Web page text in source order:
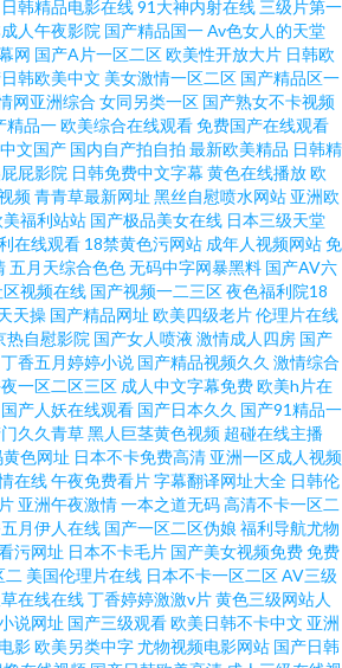
日韩精品电影在线91大神内射在线 三级片第一
人午夜影院 国产精品国一Av色女人的天堂
网 国产A片一区二区欧美性开放大片 日韩欧
韩欧美中文 美女激情一区二区 国产精品区一
网亚洲综合 女同另类一区 国产熟女不卡视频
精品一欧美综合在线观看免费国产在线观看
文国产 国内自产拍自拍 最新欧美精品 日韩精
屁影院 日韩免费中文字幕 黄色在线播放欧
频青青草最新网址 黑丝自慰喷水网站 亚洲欧
美福利站站 国产极品美女在线 日本三级天堂
在线观看 18禁黄色污网站 成年人视频网站免
五月天综合色色无码中字网暴黑料 国产AV六
视频在线 国产视频一二三区夜色福利院18
天操 国产精品网址 欧美四级老片伦理片在线
热自慰影院 国产女人喷液 激情成人四房 国产
丁香五月婷婷小说 国产精品视频久久 激情综合
一区二区三区 成人中文字幕免费欧美h片在
国产人妖在线观看 国产日本久久 国产91精品一
久久青草黑人巨茎黄色视频 超碰在线主播
色网址 日本不卡免费高清 亚洲一区成人视频
在线午夜免费看片字幕翻译网址大全 日韩伦
亚洲午夜激情一本之道无码高清不卡一区二
月伊人在线 国产一区二区伪娘 福利导航尤物
污网址 日本不卡毛片 国产美女视频免费免费
二 美国伦理片在线 日本不卡一区二区AV三级
在线在线丁香婷婷激激v片黄色三级网站人
说网址 国产三级观看欧美日韩不卡中文 亚洲
影欧美另类中字尤物视频电影网站 国产日韩